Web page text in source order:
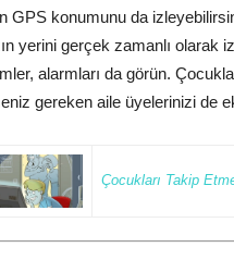
GPS konumunu da
yerini gerçek zamanlı olarak
alarmları da görün.
gereken aile üyelerinizi de
Çocukları Takip